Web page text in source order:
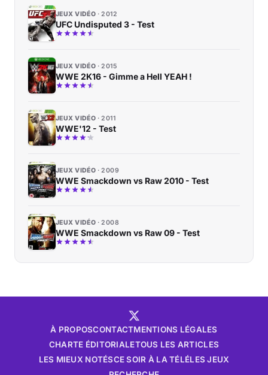
JEUX VIDÉO 2012
UFC Undisputed 3 - Test
JEUX VIDÉO 2015
WWE 2K16 - Gimme a Hell YEAH !
JEUX VIDÉO 2011
WWE'12 - Test
JEUX VIDÉO 2009
WWE Smackdown vs Raw 2010 - Test
JEUX VIDÉO 2008
WWE Smackdown vs Raw 09 - Test
À PROPOSCONTACTMENTIONS LÉGALES
CHARTE ÉDITORIALETOUS LES ARTICLES
LES MIEUX NOTÉSCE SOIR À LA TÉLÉLES JEUX